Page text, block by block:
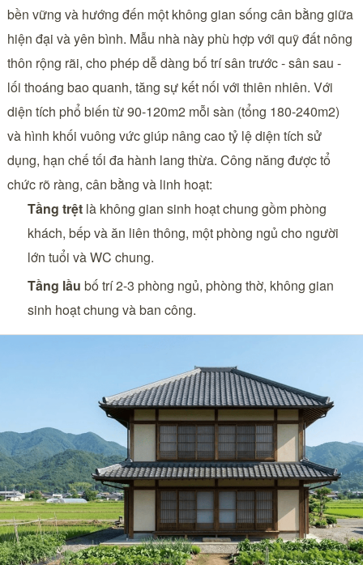
bền vững và hướng đến một không gian sống cân bằng giữa
hiện đại và yên bình. Mẫu nhà này phù hợp với quỹ đất nông
thôn rộng rãi, cho phép dễ dàng bố trí sân trước - sân sau -
lối thoáng bao quanh, tăng sự kết nối với thiên nhiên. Với
diện tích phổ biến từ 90-120m2 mỗi sàn (tổng 180-240m2)
và hình khối vuông vức giúp nâng cao tỷ lệ diện tích sử
dụng, hạn chế tối đa hành lang thừa. Công năng được tổ
chức rõ ràng, cân bằng và linh hoạt:
Tầng trệtlà không gian sinh hoạt chung gồm phòng
khách, bếp và ăn liên thông, một phòng ngủ cho người
lớn tuổi và WC chung.
Tầng lầu bố trí 2-3 phòng ngủ, phòng thờ, không gian
sinh hoạt chung và ban công.